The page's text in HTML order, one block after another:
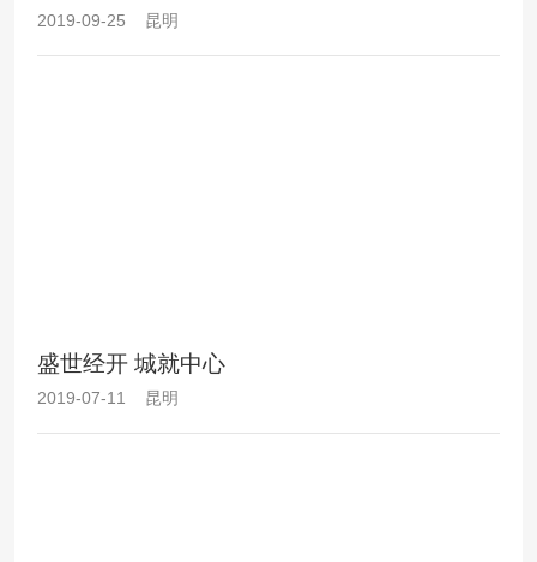
2019-09-25 昆明
盛世经开 城就中心
2019-07-11 昆明